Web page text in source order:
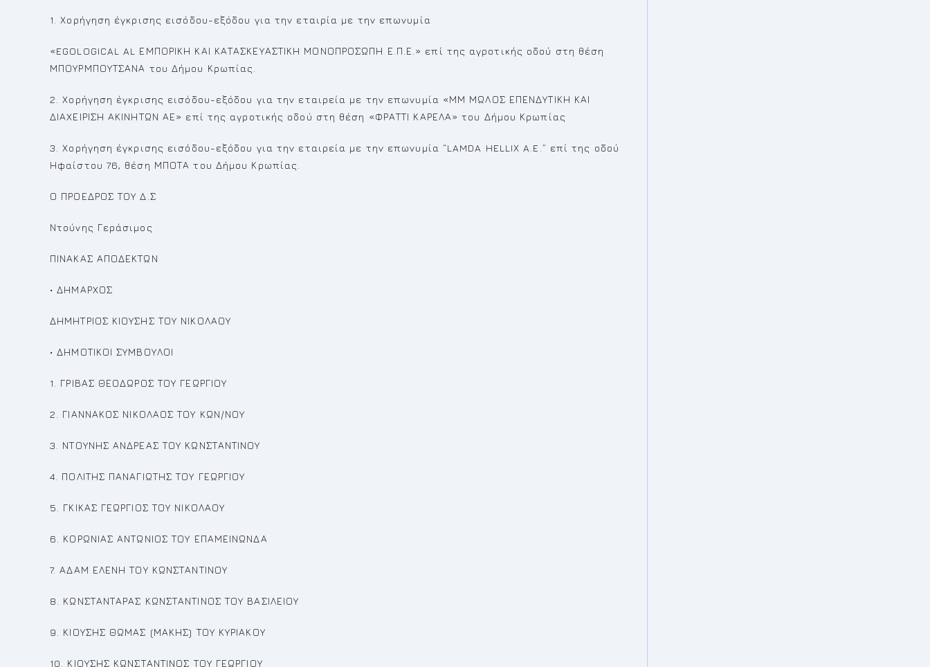
1. Χορήγηση έγκρισης εισόδου-εξόδου για την εταιρία με την επωνυμία
«EGOLOGICAL AL ΕΜΠΟΡΙΚΗ ΚΑΙ ΚΑΤΑΣΚΕΥΑΣΤΙΚΗ ΜΟΝΟΠΡΟΣΩΠΗ Ε.Π.Ε.» επί της αγροτικής οδού στη θέση
ΜΠΟΥΡΜΠΟΥΤΣΑΝΑ του Δήμου Κρωπίας.
2. Χορήγηση έγκρισης εισόδου-εξόδου για την εταιρεία με την επωνυμία «ΜΜ ΜΩΛΟΣ ΕΠΕΝΔΥΤΙΚΗ ΚΑΙ
ΔΙΑΧΕΙΡΙΣΗ ΑΚΙΝΗΤΩΝ ΑΕ» επί της αγροτικής οδού στη θέση «ΦΡΑΤΤΙ ΚΑΡΕΛΑ» του Δήμου Κρωπίας
3. Χορήγηση έγκρισης εισόδου-εξόδου για την εταιρεία με την επωνυμία “LAMDA HELLIX A.E.” επί της οδού
Ηφαίστου 76, θέση ΜΠΟΤΑ του Δήμου Κρωπίας.
Ο ΠΡΟΕΔΡΟΣ ΤΟΥ Δ.Σ
Ντούνης Γεράσιμος
ΠΙΝΑΚΑΣ ΑΠΟΔΕΚΤΩΝ
• ΔΗΜΑΡΧΟΣ
ΔΗΜΗΤΡΙΟΣ ΚΙΟΥΣΗΣ ΤΟΥ ΝΙΚΟΛΑΟΥ
• ΔΗΜΟΤΙΚΟΙ ΣΥΜΒΟΥΛΟΙ
1. ΓΡΙΒΑΣ ΘΕΟΔΩΡΟΣ ΤΟΥ ΓΕΩΡΓΙΟΥ
2. ΓΙΑΝΝΑΚΟΣ ΝΙΚΟΛΑΟΣ ΤΟΥ ΚΩΝ/ΝΟΥ
3. ΝΤΟΥΝΗΣ ΑΝΔΡΕΑΣ ΤΟΥ ΚΩΝΣΤΑΝΤΙΝΟΥ
4. ΠΟΛΙΤΗΣ ΠΑΝΑΓΙΩΤΗΣ ΤΟΥ ΓΕΩΡΓΙΟΥ
5. ΓΚΙΚΑΣ ΓΕΩΡΓΙΟΣ ΤΟΥ ΝΙΚΟΛΑΟΥ
6. ΚΟΡΩΝΙΑΣ ΑΝΤΩΝΙΟΣ ΤΟΥ ΕΠΑΜΕΙΝΩΝΔΑ
7. ΑΔΑΜ ΕΛΕΝΗ ΤΟΥ ΚΩΝΣΤΑΝΤΙΝΟΥ
8. ΚΩΝΣΤΑΝΤΑΡΑΣ ΚΩΝΣΤΑΝΤΙΝΟΣ ΤΟΥ ΒΑΣΙΛΕΙΟΥ
9. ΚΙΟΥΣΗΣ ΘΩΜΑΣ (ΜΑΚΗΣ) ΤΟΥ ΚΥΡΙΑΚΟΥ
10. ΚΙΟΥΣΗΣ ΚΩΝΣΤΑΝΤΙΝΟΣ ΤΟΥ ΓΕΩΡΓΙΟΥ